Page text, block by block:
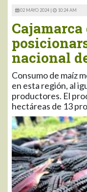
02 MAYO 2024 | 10:24 AM
Cajamarca
nacional
Consumo de maíz
en esta región, al
productores. El
hectáreas de 13